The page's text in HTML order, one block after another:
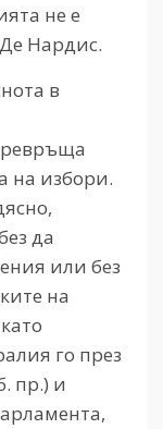
не е
Де Нардис.
в
на избори.
да
или без
на
го през
пр.) и